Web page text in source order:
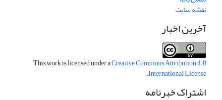
نقشه سایت
آخرین اخبار
This work is licensed under aCreative Commons Attribution 4.0
International License
.
اشتراک خبرنامه